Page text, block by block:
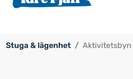
Stuga & lägenhet Aktivitetsbyn